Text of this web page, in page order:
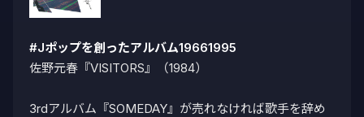
#Jポップを創ったアルバム19661995
佐野元春『VISITORS』（1984）
3rdアルバム『SOMEDAY』が売れなければ歌手を辞め